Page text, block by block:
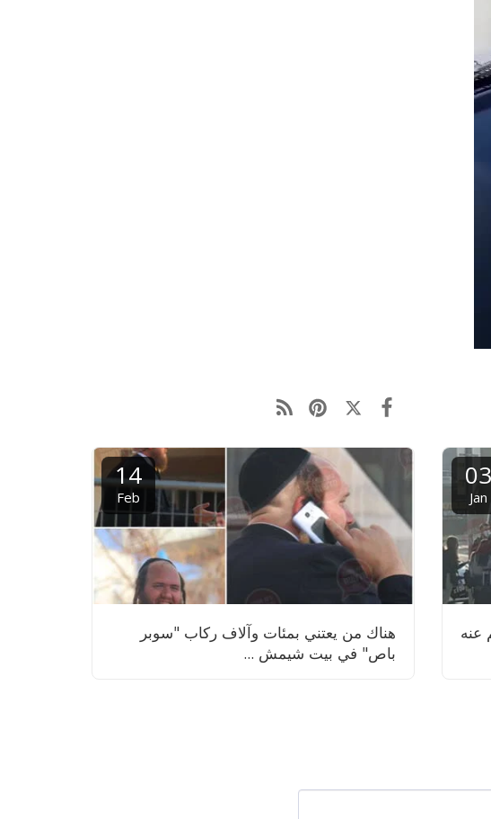
03
Jan
عنه
14
Feb
هناك من يعتني بمئات وآلاف ركاب "سوبر
باص" في بيت شيمش ...